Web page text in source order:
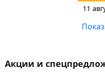
11
Акции и